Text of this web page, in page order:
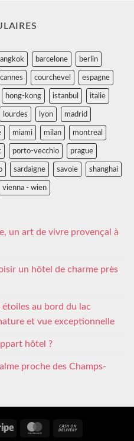
barcelone berlin
cannes courchevel espagne
hong-kong istanbul italie
lourdes lyon madrid
miami milan montreal
porto-vecchio prague
sardaigne savoie shanghai
vienna - wien
un art de vivre provençal à
un hôtel de charme près
au bord du lac
et vue exceptionnelle
hôtel ?
proche des Champs-
Stripe MasterCard